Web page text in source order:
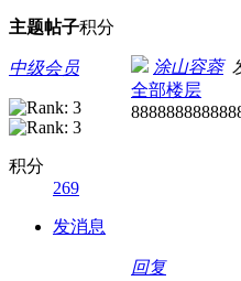
主题帖子积分
中级会员
积分
269
发消息
涂山容蓉
全部楼层
回复